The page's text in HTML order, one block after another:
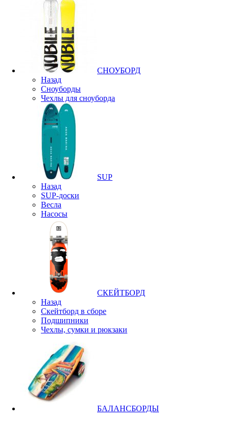
СНОУБОРД
Назад
Сноуборды
Чехлы для сноуборда
SUP
Назад
SUP-доски
Весла
Насосы
СКЕЙТБОРД
Назад
Скейтборд в сборе
Подшипники
Чехлы, сумки и рюкзаки
БАЛАНСБОРДЫ